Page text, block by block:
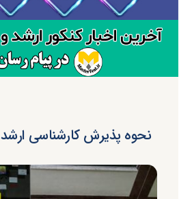
نحوه پذیرش کارشناسی ارشد ۱۴۰۵ چگونه است؟